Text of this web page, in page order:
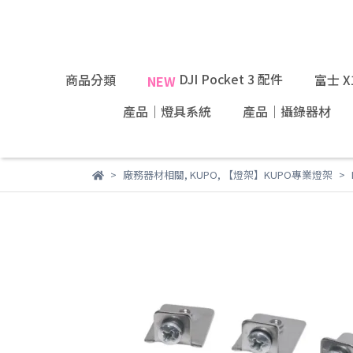
商品分類 NEWDJI Pocket 3 配件
富士
產品｜燈具系統
產品｜攝錄器材
廠務器材相關, KUPO, 【燈架】KUPO專業燈架